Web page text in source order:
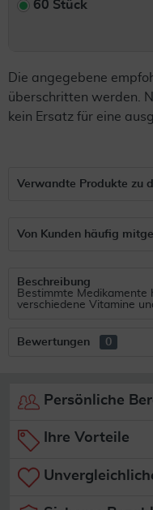
60 Stück
Die angegebene
überschritten werden.
kein Ersatz für eine
Verwandte Produkte zu
Von Kunden häufig
Beschreibung
Bestimmte Medikamente
verschiedene Vitamine
Bewertungen 0
Persönliche
Ihre Vorteile